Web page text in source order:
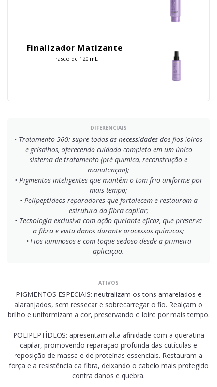
Finalizador Matizante
Frasco de 120 mL
DIFERENCIAIS
• Tratamento 360: supre todas as necessidades dos fios loiros
e grisalhos, oferecendo cuidado completo em um único
sistema de tratamento (pré química, reconstrução e
manutenção);
• Pigmentos inteligentes que mantêm o tom frio uniforme por
mais tempo;
• Polipeptídeos reparadores que fortalecem e restauram a
estrutura da fibra capilar;
• Tecnologia exclusiva com ação quelante eficaz, que preserva
a fibra e evita danos durante processos químicos;
• Fios luminosos e com toque sedoso desde a primeira
aplicação.
ATIVOS
PIGMENTOS ESPECIAIS: neutralizam os tons amarelados e
alaranjados, sem ressecar e sobrecarregar o fio. Realçam o
brilho e uniformizam a cor, preservando o loiro por mais tempo.
POLIPEPTÍDEOS: apresentam alta afinidade com a queratina
capilar, promovendo reparação profunda das cutículas e
reposição de massa e de proteínas essenciais. Restauram a
força e a resistência da fibra, deixando o cabelo mais protegido
contra danos e quebra.